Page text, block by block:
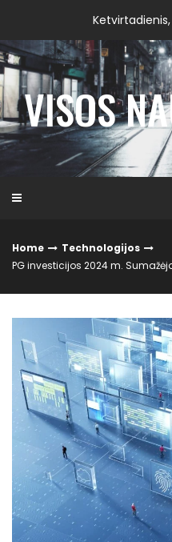
content
VISOS
Home
Technologijos
PG investicijos 2024 m.